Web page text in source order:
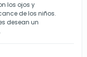
los ojos y
de los niños.
desean un